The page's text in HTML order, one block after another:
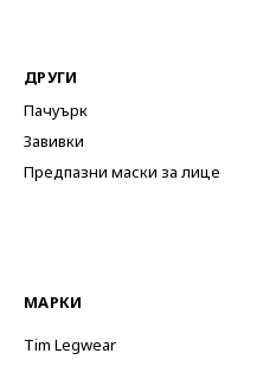
ДРУГИ
Пачуърк
Завивки
Предпазни маски за лице
МАРКИ
Tim Legwear